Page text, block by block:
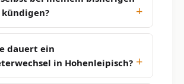
dauert ein
in Hohenleipisch?